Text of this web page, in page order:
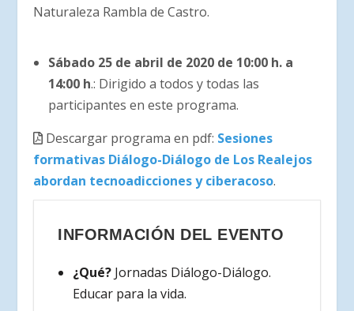
Naturaleza Rambla de Castro.
Sábado 25 de abril de 2020 de 10:00 h. a
14:00 h.: Dirigido a todos y todas las
participantes en este programa.
Descargar programa en pdf: Sesiones
formativas Diálogo-Diálogo de Los Realejos
abordan tecnoadicciones y ciberacoso.
INFORMACIÓN DEL EVENTO
¿Qué?Jornadas Diálogo-Diálogo.
Educar para la vida.